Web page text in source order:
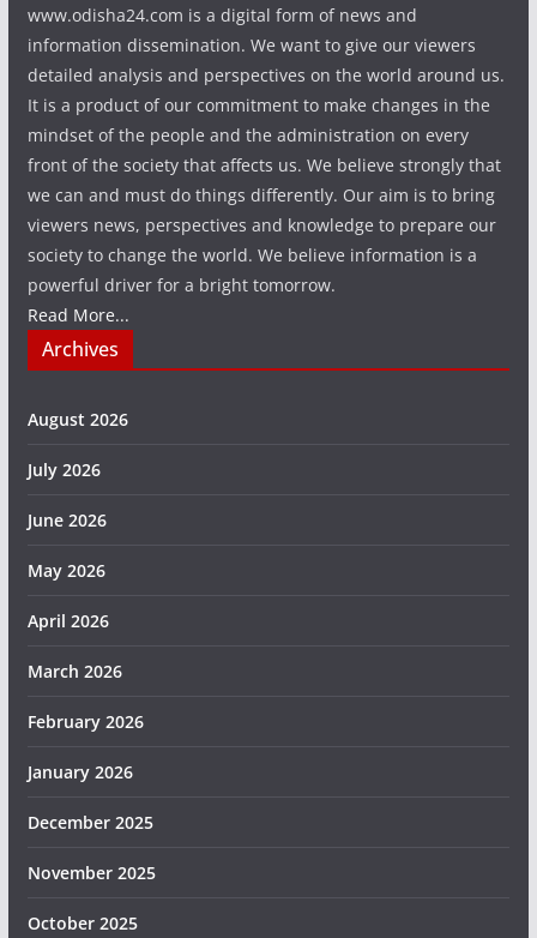
www.odisha24.com is a digital form of news and
information dissemination. We want to give our viewers
detailed analysis and perspectives on the world around us.
It is a product of our commitment to make changes in the
mindset of the people and the administration on every
front of the society that affects us. We believe strongly that
we can and must do things differently. Our aim is to bring
viewers news, perspectives and knowledge to prepare our
society to change the world. We believe information is a
powerful driver for a bright tomorrow.
Read More...
Archives
August 2026
July 2026
June 2026
May 2026
April 2026
March 2026
February 2026
January 2026
December 2025
November 2025
October 2025